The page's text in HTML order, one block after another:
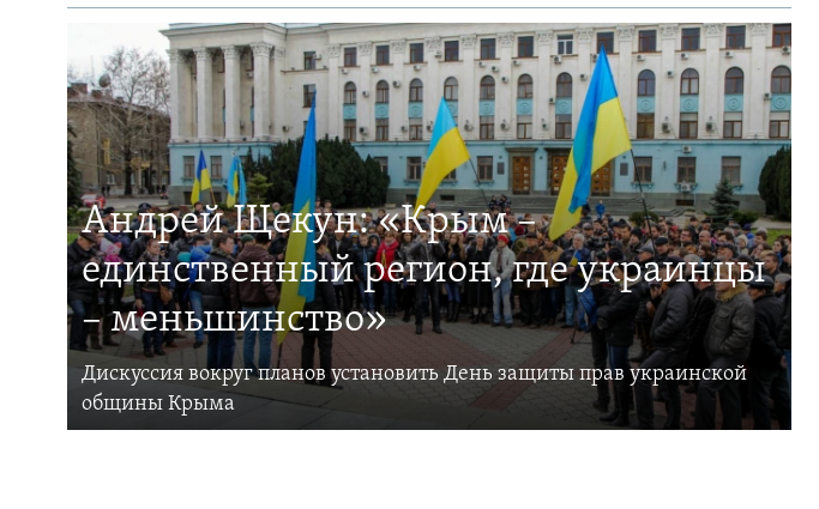
Андрей Щекун: «Крым –
единственный регион, где украинцы
– меньшинство»
Дискуссия вокруг планов установить День защиты прав украинской
общины Крыма